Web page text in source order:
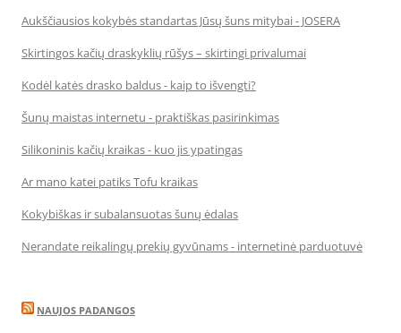
Aukščiausios kokybės standartas Jūsų šuns mitybai - JOSERA
Skirtingos kačių draskyklių rūšys – skirtingi privalumai
Kodėl katės drasko baldus - kaip to išvengti?
Šunų maistas internetu - praktiškas pasirinkimas
Silikoninis kačių kraikas - kuo jis ypatingas
Ar mano katei patiks Tofu kraikas
Kokybiškas ir subalansuotas šunų ėdalas
Nerandate reikalingų prekių gyvūnams - internetinė parduotuvė
NAUJOS PADANGOS